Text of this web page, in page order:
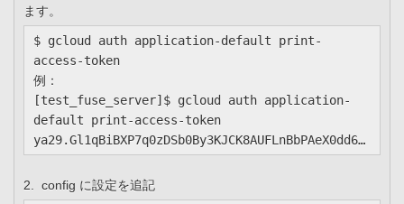
ます。
$ gcloud auth application-default print-
access-token
例：
[test_fuse_server]$ gcloud auth application-
default print-access-token
ya29.Gl1qBiBXP7q0zDSb0By3KJCK8AUFLnBbPAeX0dd6…
2. config に設定を追記